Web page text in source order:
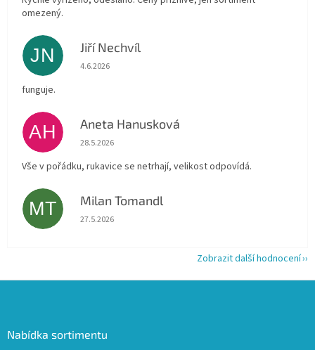
omezený.
JN Jiří Nechvíl
Hodnocení obchodu je 5 z 5 hvězdiček.
4.6.2026
funguje.
AH Aneta Hanusková
Hodnocení obchodu je 5 z 5 hvězdiček.
28.5.2026
Vše v pořádku, rukavice se netrhají, velikost odpovídá.
MT Milan Tomandl
Hodnocení obchodu je 5 z 5 hvězdiček.
27.5.2026
Zobrazit další hodnocení
Nabídka sortimentu